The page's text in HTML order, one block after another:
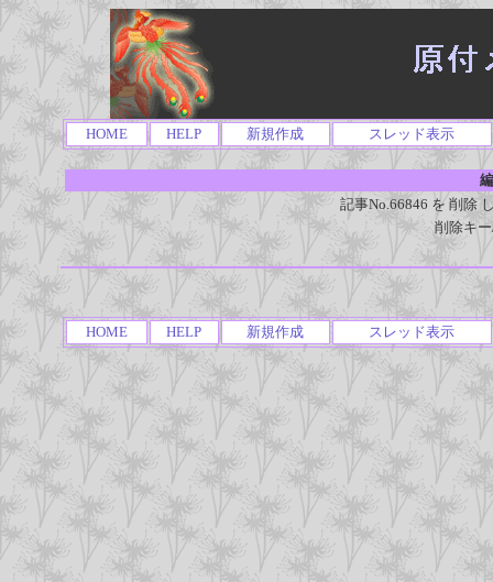
HOME HELP 新規作成 スレッド表示
記事No.66846 を 削除
削除キ
HOME HELP 新規作成 スレッド表示